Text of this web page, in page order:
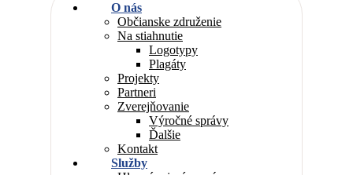
O nás
Občianske združenie
Na stiahnutie
Logotypy
Plagáty
Projekty
Partneri
Zverejňovanie
Výročné správy
Ďalšie
Kontakt
Služby